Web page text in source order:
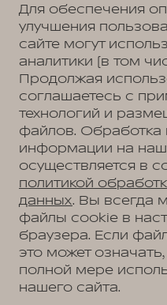
Для обеспечения
улучшения
сайте могут
аналитики (в том
Продолжая
соглашаетесь с
технологий и
файлов.
информации на
осуществляется в
политикой
данных. Вы всегда
файлы cookie в
браузера. Если
это может
полной мере
нашего сайта.